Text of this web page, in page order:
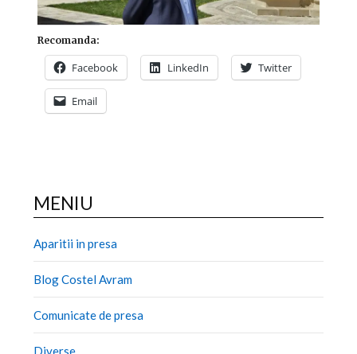
Recomanda:
Facebook LinkedIn Twitter
Email
MENIU
Aparitii in presa
Blog Costel Avram
Comunicate de presa
Diverse